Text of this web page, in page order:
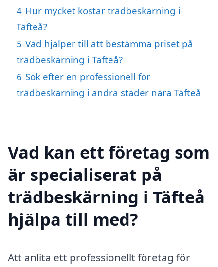
4 Hur mycket kostar trädbeskärning i
Täfteå?
5 Vad hjälper till att bestämma priset på
trädbeskärning i Täfteå?
6 Sök efter en professionell för
trädbeskärning i andra städer nära Täfteå
Vad kan ett företag som
är specialiserat på
trädbeskärning i Täfteå
hjälpa till med?
Att anlita ett professionellt företag för